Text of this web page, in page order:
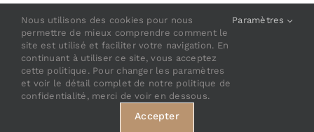
Réservez votre chambre
Nous utilisons des cookies pour nous
permettre de mieux comprendre comment le
site est utilisé et faciliter votre navigation. En
continuant à utiliser ce site, vous acceptez
cette politique. Pour changer les paramètres
et voir le détail complet de notre politique de
confidentialité, merci de voir en dessous.
Paramètres
Accepter